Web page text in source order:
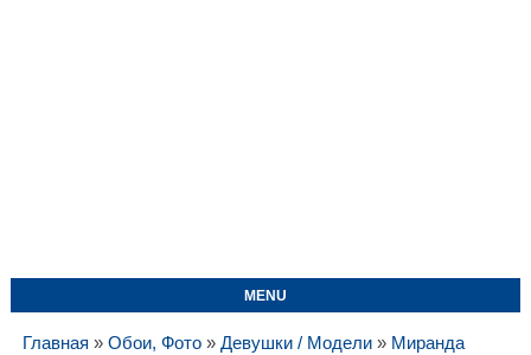
MENU
Главная » Обои, Фото» Девушки / Модели» Миранда